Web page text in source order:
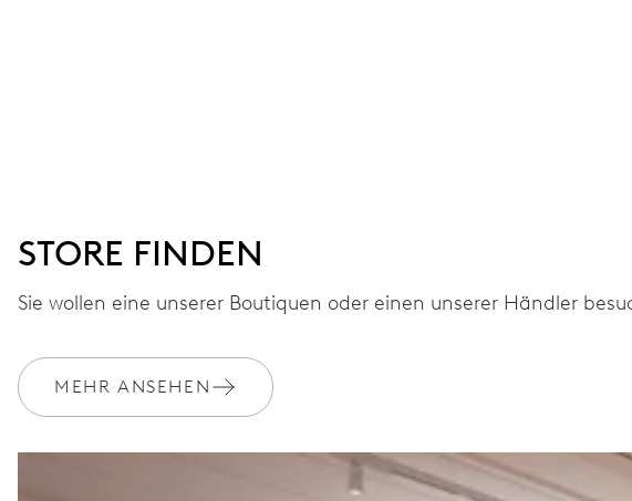
STORE FINDEN
Sie wollen eine unserer Boutiquen oder einen unserer Händler
MEHR ANSEHEN